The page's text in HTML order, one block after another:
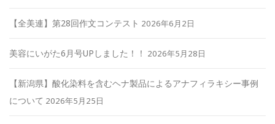
【全美連】第28回作文コンテスト 2026年6月2日
美容にいがた6月号UPしました！！ 2026年5月28日
【新潟県】酸化染料を含むヘナ製品によるアナフィラキシー事例
について 2026年5月25日